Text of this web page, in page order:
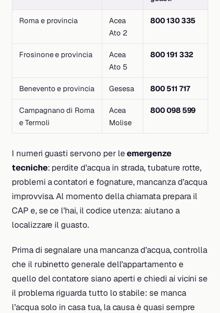
Roma e provincia
Acea
Ato 2
800 130 335
Frosinone e provincia
Acea
Ato 5
800 191 332
Benevento e provincia Gesesa 800 511 717
Campagnano di Roma
e Termoli
Acea
Molise
800 098 599
I numeri guasti servono per leemergenze
tecniche: perdite d’acqua in strada, tubature rotte,
problemi a contatori e fognature, mancanza d’acqua
improvvisa. Al momento della chiamata prepara il
CAP e, se ce l’hai, il codice utenza: aiutano a
localizzare il guasto.
Prima di segnalare una mancanza d’acqua, controlla
che il rubinetto generale dell’appartamento e
quello del contatore siano aperti e chiedi ai vicini se
il problema riguarda tutto lo stabile: se manca
l’acqua solo in casa tua, la causa è quasi sempre